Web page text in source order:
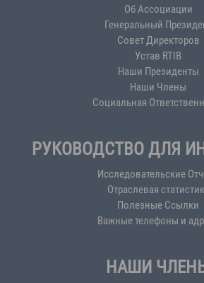
Об Ассоциации
Генеральный
Совет Директоров
Устав RTIB
Наши Президенты
Наши Члены
Социальная
РУКОВОДСТВО ДЛЯ
Исследовательские
Отраслевая
Полезные Ссылки
Важные телефоны и
НАШИ